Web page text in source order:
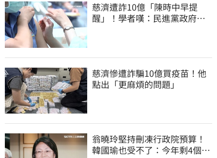
慈濟遭詐10億「陳時中早提
醒」！學者嘆：民進黨政府做
慈濟慘遭詐騙10億買疫苗！他
點出「更麻煩的問題」
翁曉玲堅持刪凍行政院預算！
韓國瑜也受不了：今年剩4個月